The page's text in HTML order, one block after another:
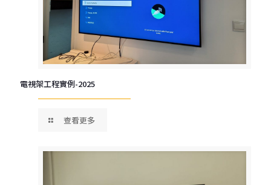
電視架工程實例-2025
查看更多